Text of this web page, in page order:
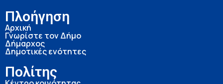
Πλοήγηση
Αρχική
Γνωρίστε τον Δήμο
Δήμαρχος
Δημοτικές ενότητες
Πολίτης